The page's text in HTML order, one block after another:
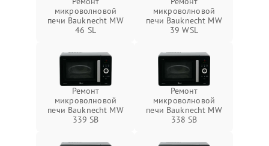
микроволновой
печи Bauknecht MW
46 SL
микроволновой
печи Bauknecht MW
39 WSL
Ремонт
микроволновой
печи Bauknecht MW
339 SB
Ремонт
микроволновой
печи Bauknecht MW
338 SB